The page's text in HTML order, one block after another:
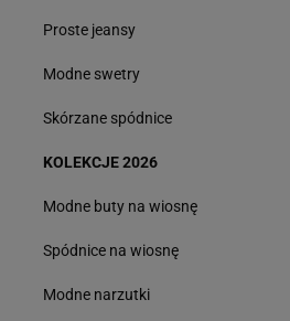
Proste jeansy
Modne swetry
Skórzane spódnice
KOLEKCJE 2026
Modne buty na wiosnę
Spódnice na wiosnę
Modne narzutki